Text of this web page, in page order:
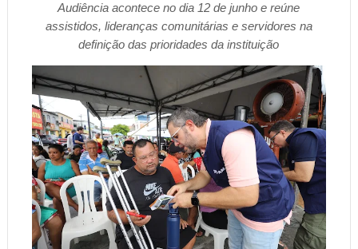
Audiência acontece no dia 12 de junho e reúne
assistidos, lideranças comunitárias e servidores na
definição das prioridades da instituição